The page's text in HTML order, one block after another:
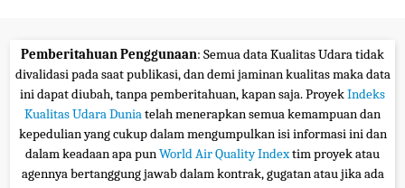
Pemberitahuan Penggunaan: Semua data Kualitas Udara tidak
divalidasi pada saat publikasi, dan demi jaminan kualitas maka data
ini dapat diubah, tanpa pemberitahuan, kapan saja. ProyekIndeks
Kualitas Udara Duniatelah menerapkan semua kemampuan dan
kepedulian yang cukup dalam mengumpulkan isi informasi ini dan
dalam keadaan apa punWorld Air Quality Indextim proyek atau
agennya bertanggung jawab dalam kontrak, gugatan atau jika ada